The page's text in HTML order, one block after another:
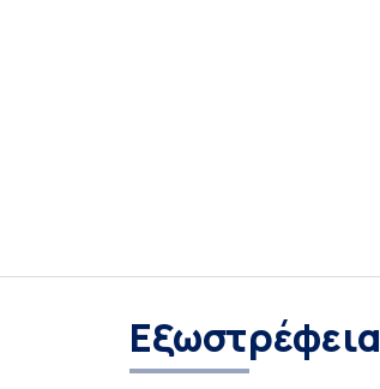
Eξωστρέφεια